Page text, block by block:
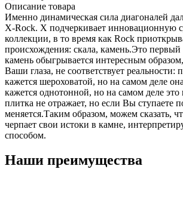
Описание товара
Именно динамическая сила диагоналей
X-Rock. X подчеркивает инновационную
коллекции, в то время как Rock
происхождения: скала, камень.Это первый
камень обыгрывается интересным
Ваши глаза, не соответствует реальности:
кажется шероховатой, но на самом деле
кажется однотонной, но на самом деле это
плитка не отражает, но если Вы ступаете
меняется.Таким образом, можем сказать,
черпает свои истоки в камне,
способом.
Наши преимущества